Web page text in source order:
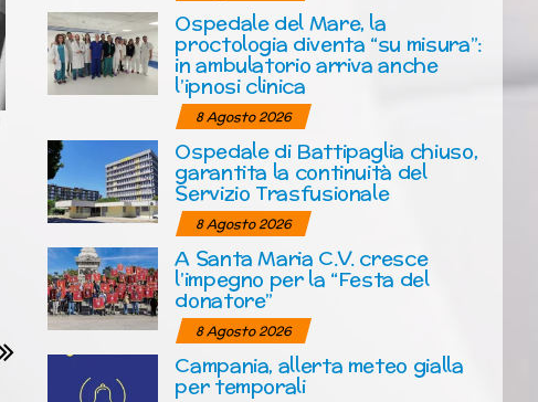
Ospedale del Mare, la
proctologia diventa “su misura”:
in ambulatorio arriva anche
l’ipnosi clinica
8 Agosto 2026
Ospedale di Battipaglia chiuso,
garantita la continuità del
Servizio Trasfusionale
8 Agosto 2026
A Santa Maria C.V. cresce
l’impegno per la “Festa del
donatore”
8 Agosto 2026
Campania, allerta meteo gialla
per temporali